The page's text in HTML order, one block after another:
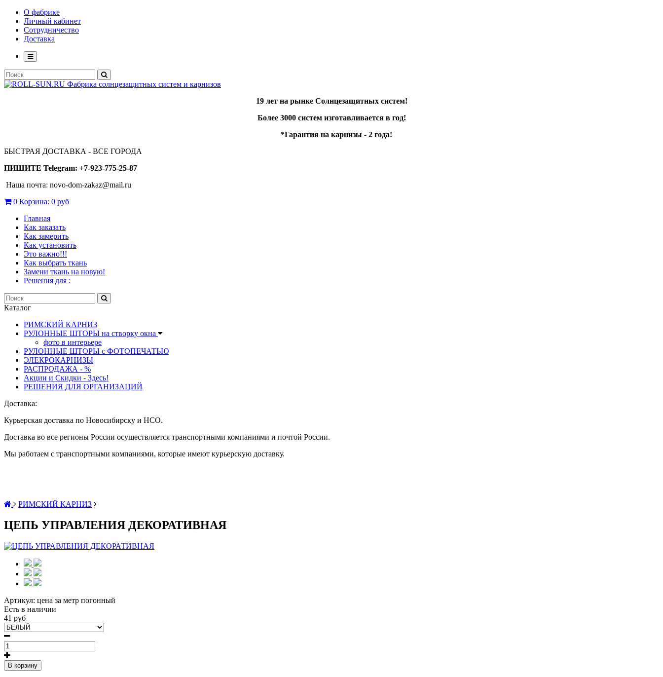
О фабрике
Личный кабинет
Сотрудничество
Доставка
19 летна рынке Солнцезащитных систем!
Более 3000 системизготавливается в год!
*Гарантия на карнизы - 2 года!
БЫСТРАЯ ДОСТАВКА - ВСЕ ГОРОДА
ПИШИТЕ Telegram: +7-923-775-25-87
Наша почта: novo-dom-zakaz@mail.ru
0 Корзина: 0 руб
Главная
Как заказать
Как замерить
Как установить
Это важно!!!
Как выбрать ткань
Замени ткань на новую!
Решения для :
Каталог
РИМСКИЙ КАРНИЗ
РУЛОННЫЕ ШТОРЫ на створку окна
фото в интерьере
РУЛОННЫЕ ШТОРЫ с ФОТОПЕЧАТЬЮ
ЭЛЕКРОКАРНИЗЫ
РАСПРОДАЖА - %
Акции и Скидки - Здесь!
РЕШЕНИЯ ДЛЯ ОРГАНИЗАЦИЙ
Доставка:
Курьерская доставка по Новосибирску и НСО.
Доставка во все регионы России осуществляется транспортными компаниями и почтой России.
Мы работаем с транспортными компаниями, которые имеют курьерскую доставку.
РИМСКИЙ КАРНИЗ
ЦЕПЬ УПРАВЛЕНИЯ ДЕКОРАТИВНАЯ
Артикул: цена за метр погонный
Есть в наличии
41 руб
В корзину